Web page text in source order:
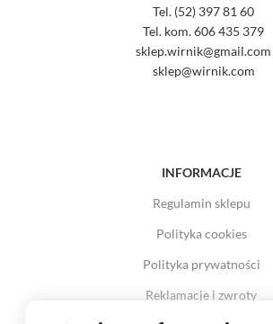
Tel. (52) 397 81 60
Tel. kom. 606 435 379
sklep.wirnik@gmail.com
sklep@wirnik.com
INFORMACJE
Regulamin sklepu
Polityka cookies
Polityka prywatności
Reklamacje i zwroty